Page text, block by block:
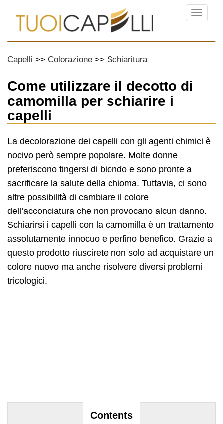
Menu
Capelli Colorazione Schiaritura
Come utilizzare il decotto di
camomilla per schiarire i
capelli
La decolorazione dei capelli con gli agenti chimici è
nocivo però sempre popolare. Molte donne
preferiscono tingersi di biondo e sono pronte a
sacrificare la salute della chioma. Tuttavia, ci sono
altre possibilità di cambiare il colore
dell’acconciatura che non provocano alcun danno.
Schiarirsi i capelli con la camomilla è un trattamento
assolutamente innocuo e perfino benefico. Grazie a
questo prodotto riuscirete non solo ad acquistare un
colore nuovo ma anche risolvere diversi problemi
tricologici.
Contents